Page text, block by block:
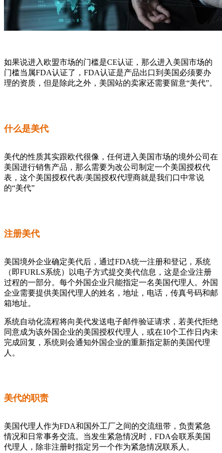
如果说进入欧盟市场的门槛是CE认证，那么进入美国市场的
门槛当属FDA认证了，FDA认证是产品出口到美国必须要办
理的资质，但是除此之外，美国站的卖家还需要留意“美代”。
什么是美代
美代的性质其实跟欧代很像，任何进入美国市场的境外公司在
美国进行销售产品，那么需要为改公司制定一个美国授权代
表，这个美国授权代表/美国授权代理商就是我们口中常说
的“美代”
注册美代
美国境外企业确定美代后，通过FDA统一注册和登记，系统
（即FURLS系统）以电子方式提交美代信息，这是企业注册
过程的一部分。每个外国企业只能指定一名美国代理人。外国
企业需要提供美国代理人的姓名，地址，电话，传真号码和邮
箱地址。
系统自动化流程将向美代发送电子邮件验证请求，若美代拒绝
同意成为该外国企业的美国授权代理人，或在10个工作日内未
完成回复，系统则会通知外国企业的重新指定新的美国代理
人。
美代的职责
美国代理人作为FDA和国外工厂之间的交流纽带，负责紧急
情况和日常事务交流。当发生紧急情况时，FDA会联系美国
代理人，除非注册时指定另一个作为紧急情况联系人。